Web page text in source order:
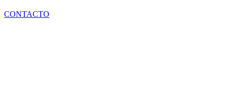
CONTACTO